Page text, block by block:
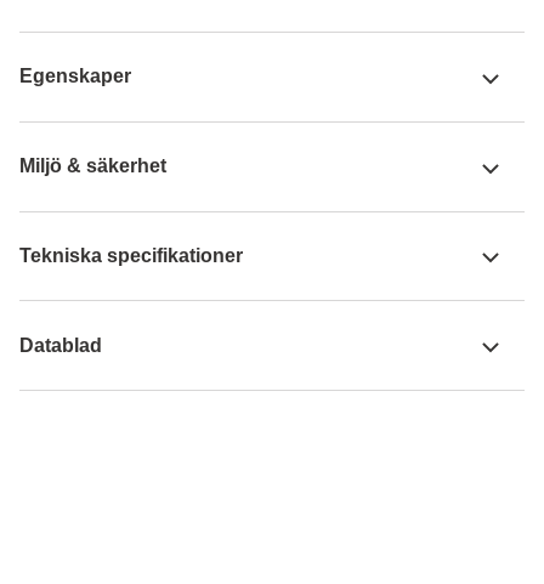
Egenskaper
Miljö & säkerhet
Tekniska specifikationer
Datablad